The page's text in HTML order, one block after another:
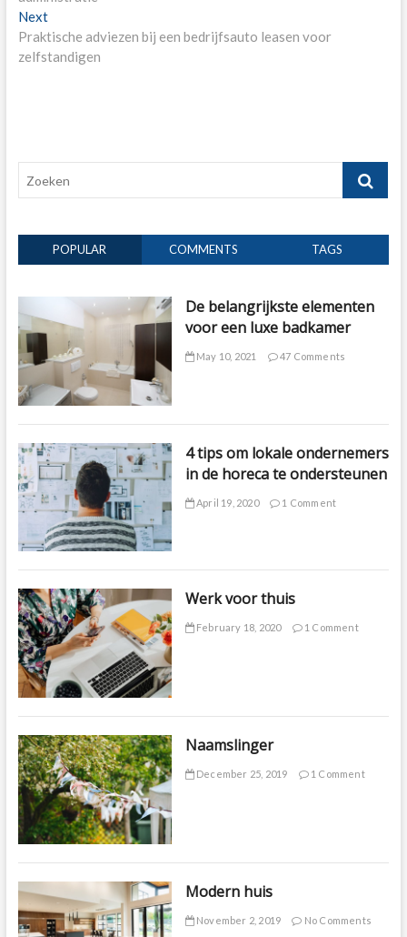
NextNext
post:
Praktische adviezen bij een bedrijfsauto leasen voor
zelfstandigen
Zoeken
POPULAR COMMENTS TAGS
De belangrijkste elementen
voor een luxe badkamer
May 10, 2021 47 Comments
4 tips om lokale ondernemers
in de horeca te ondersteunen
April 19, 2020 1 Comment
Werk voor thuis
February 18, 2020 1 Comment
Naamslinger
December 25, 2019 1 Comment
Modern huis
November 2, 2019 No Comments